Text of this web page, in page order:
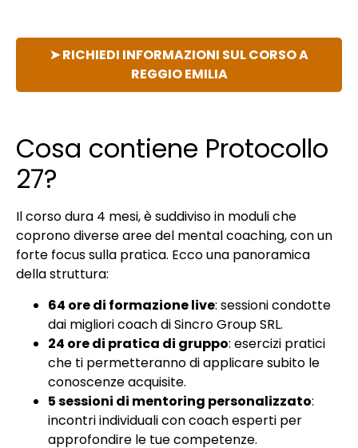
➤ RICHIEDI INFORMAZIONI SUL CORSO A
REGGIO EMILIA
Cosa contiene Protocollo
27?
Il corso dura 4 mesi, è suddiviso in moduli che
coprono diverse aree del mental coaching, con un
forte focus sulla pratica. Ecco una panoramica
della struttura:
64 ore di formazione live: sessioni condotte
dai migliori coach di Sincro Group SRL.
24 ore di pratica di gruppo: esercizi pratici
che ti permetteranno di applicare subito le
conoscenze acquisite.
5 sessioni di mentoring personalizzato:
incontri individuali con coach esperti per
approfondire le tue competenze.